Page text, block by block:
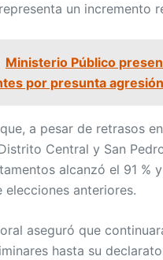
un incremento
Ministerio Público
por presunta
a pesar de retrasos
Central y San
alcanzó el 91 %
elecciones anteriores.
aseguró que
hasta su